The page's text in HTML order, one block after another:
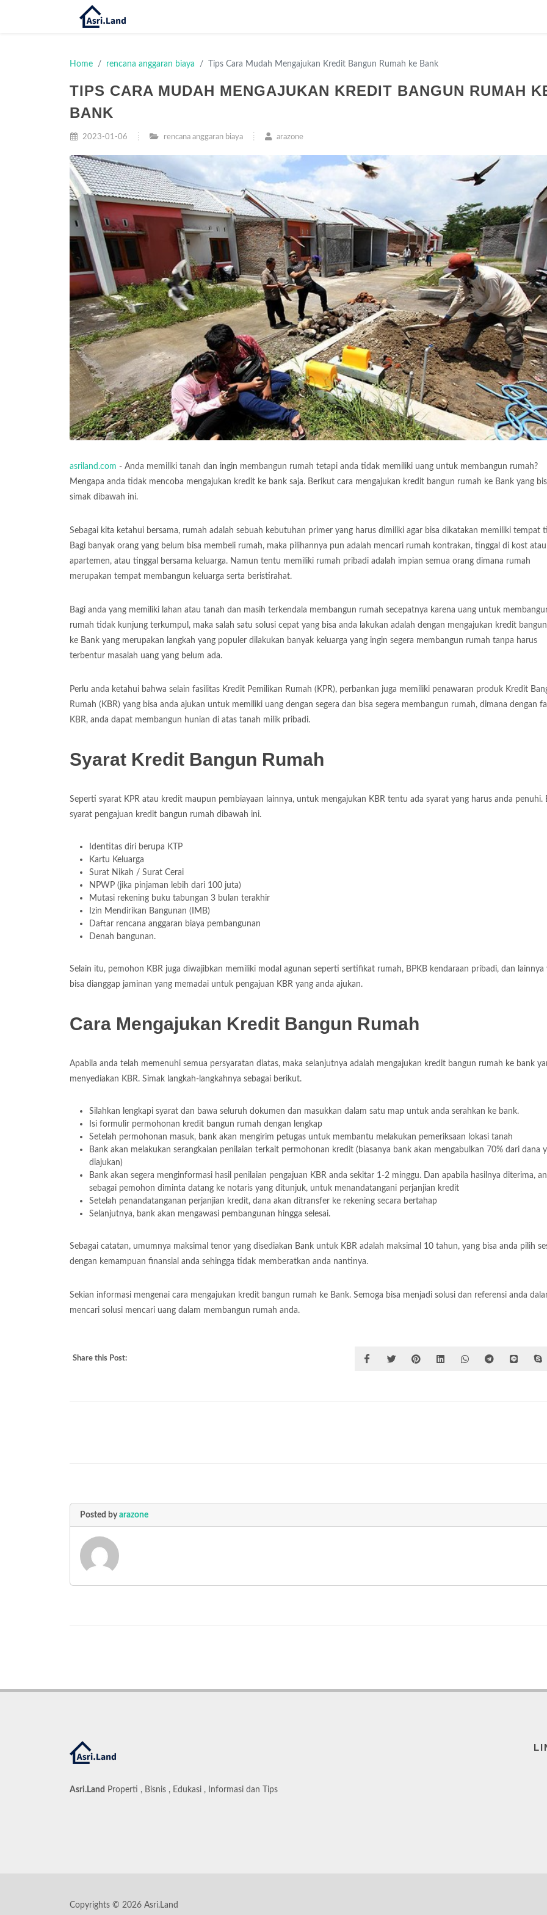
Home rencana anggaran biaya Tips Cara Mudah Mengajukan Kredit Bangun Rumah ke Bank
TIPS CARA MUDAH MENGAJUKAN KREDIT BANGUN RUMAH
BANK
2023-01-06 rencana anggaran biaya arazone
asriland.com - Anda memiliki tanah dan ingin membangun rumah tetapi anda tidak memiliki uang untuk membangun rumah?
Mengapa anda tidak mencoba mengajukan kredit ke bank saja. Berikut cara mengajukan kredit bangun rumah ke Bank yang
simak dibawah ini.
Sebagai kita ketahui bersama, rumah adalah sebuah kebutuhan primer yang harus dimiliki agar bisa dikatakan memiliki tempat
Bagi banyak orang yang belum bisa membeli rumah, maka pilihannya pun adalah mencari rumah kontrakan, tinggal di kost atau
apartemen, atau tinggal bersama keluarga. Namun tentu memiliki rumah pribadi adalah impian semua orang dimana rumah
merupakan tempat membangun keluarga serta beristirahat.
Bagi anda yang memiliki lahan atau tanah dan masih terkendala membangun rumah secepatnya karena uang untuk
rumah tidak kunjung terkumpul, maka salah satu solusi cepat yang bisa anda lakukan adalah dengan mengajukan kredit
ke Bank yang merupakan langkah yang populer dilakukan banyak keluarga yang ingin segera membangun rumah tanpa harus
terbentur masalah uang yang belum ada.
Perlu anda ketahui bahwa selain fasilitas Kredit Pemilikan Rumah (KPR), perbankan juga memiliki penawaran produk Kredit
Rumah (KBR) yang bisa anda ajukan untuk memiliki uang dengan segera dan bisa segera membangun rumah, dimana dengan
KBR, anda dapat membangun hunian di atas tanah milik pribadi.
Syarat Kredit Bangun Rumah
Seperti syarat KPR atau kredit maupun pembiayaan lainnya, untuk mengajukan KBR tentu ada syarat yang harus anda penuhi.
syarat pengajuan kredit bangun rumah dibawah ini.
Identitas diri berupa KTP
Kartu Keluarga
Surat Nikah / Surat Cerai
NPWP (jika pinjaman lebih dari 100 juta)
Mutasi rekening buku tabungan 3 bulan terakhir
Izin Mendirikan Bangunan (IMB)
Daftar rencana anggaran biaya pembangunan
Denah bangunan.
Selain itu, pemohon KBR juga diwajibkan memiliki modal agunan seperti sertifikat rumah, BPKB kendaraan pribadi, dan lainnya
bisa dianggap jaminan yang memadai untuk pengajuan KBR yang anda ajukan.
Cara Mengajukan Kredit Bangun Rumah
Apabila anda telah memenuhi semua persyaratan diatas, maka selanjutnya adalah mengajukan kredit bangun rumah ke bank
menyediakan KBR. Simak langkah-langkahnya sebagai berikut.
Silahkan lengkapi syarat dan bawa seluruh dokumen dan masukkan dalam satu map untuk anda serahkan ke bank.
Isi formulir permohonan kredit bangun rumah dengan lengkap
Setelah permohonan masuk, bank akan mengirim petugas untuk membantu melakukan pemeriksaan lokasi tanah
Bank akan melakukan serangkaian penilaian terkait permohonan kredit (biasanya bank akan mengabulkan 70% dari dana
diajukan)
Bank akan segera menginformasi hasil penilaian pengajuan KBR anda sekitar 1-2 minggu. Dan apabila hasilnya diterima,
sebagai pemohon diminta datang ke notaris yang ditunjuk, untuk menandatangani perjanjian kredit
Setelah penandatanganan perjanjian kredit, dana akan ditransfer ke rekening secara bertahap
Selanjutnya, bank akan mengawasi pembangunan hingga selesai.
Sebagai catatan, umumnya maksimal tenor yang disediakan Bank untuk KBR adalah maksimal 10 tahun, yang bisa anda pilih
dengan kemampuan finansial anda sehingga tidak memberatkan anda nantinya.
Sekian informasi mengenai cara mengajukan kredit bangun rumah ke Bank. Semoga bisa menjadi solusi dan referensi anda
mencari solusi mencari uang dalam membangun rumah anda.
Share this Post:
Posted byarazone
Asri.Land Properti , Bisnis , Edukasi , Informasi dan Tips
Copyrights © 2026 Asri.Land